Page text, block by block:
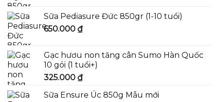
Sữa Pediasure Đức 850gr (1-10 tuổi)
650.000 ₫
Gạc hươu non tăng cân Sumo Hàn Quốc
10 gói (1 tuổi+)
325.000 ₫
Sữa Ensure Úc 850g Mẫu mới